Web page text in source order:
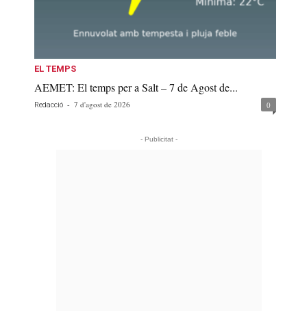
EL TEMPS
AEMET: El temps per a Salt – 7 de Agost de...
Redacció - 7 d'agost de 2026 0
- Publicitat -